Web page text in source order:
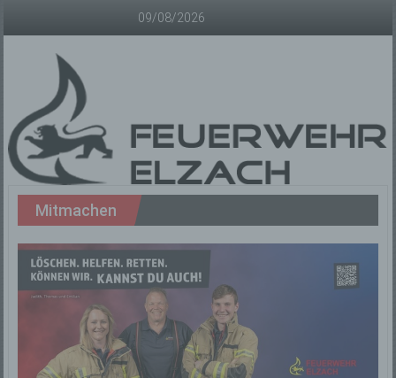
09/08/2026
Freiwillige
Feuerwehr
Elzach
Offizielle
Freiwilligen
Mitmachen